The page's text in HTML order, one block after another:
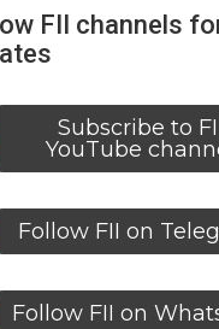
FII channels
Subscribe to
YouTube
Follow FII on
Follow FII on